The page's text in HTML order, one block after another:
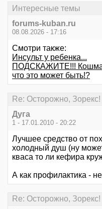
Интересные темы
forums-kuban.ru
08.08.2026 - 17:16
Смотри также:
Инсульт у ребенка...
ПОДСКАЖИТЕ!!!
что это может быть!?
Re: Осторожно, Зорекс!
Дуга
1 - 17.01.2010 - 20:22
Лучшее средство от
холодный душ (ну
кваса то ли кефира
А как профилактика -
Re: Осторожно, Зорекс!